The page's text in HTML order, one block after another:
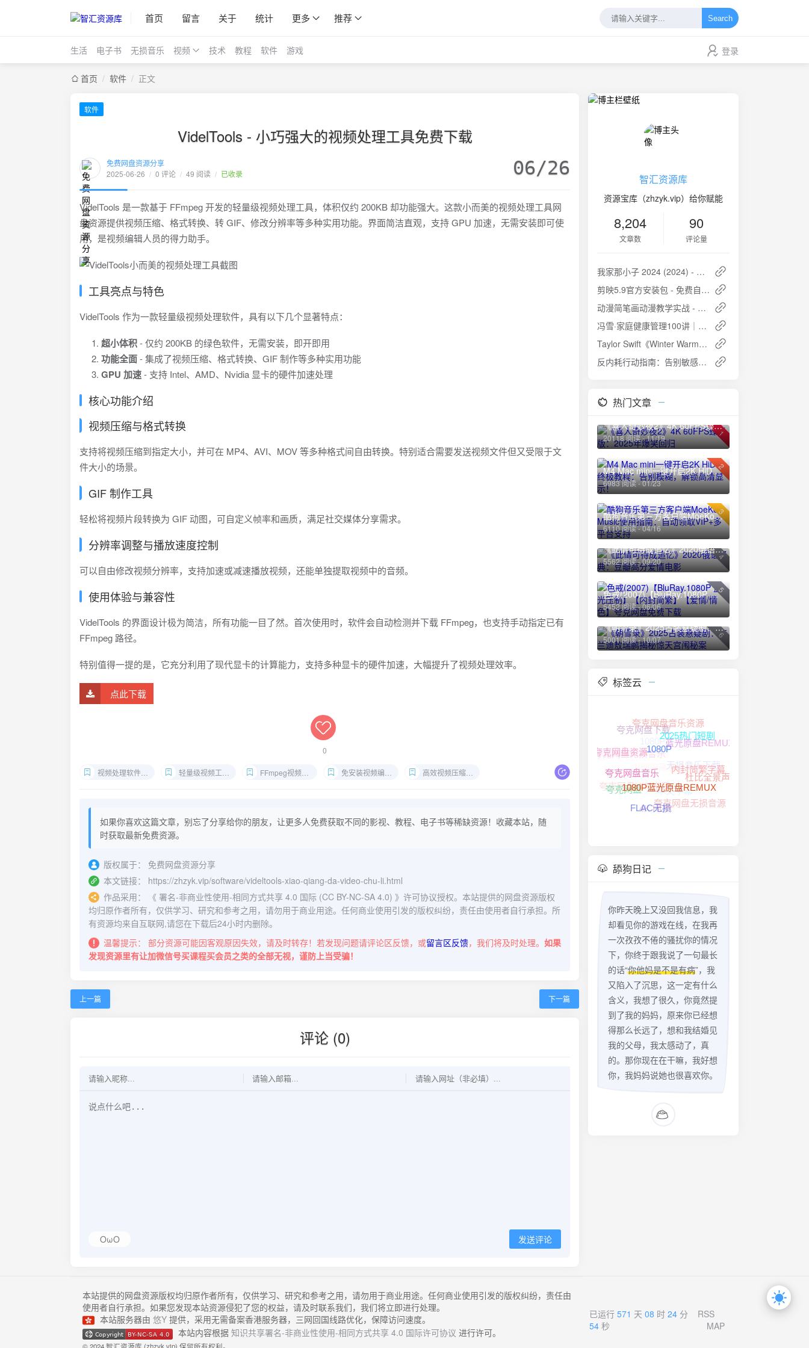
首页 留言 关于 统计 更多 推荐 Search
生活 电子书 无损音乐 视频 技术 教程 软件 游戏 登录
首页 / 软件 / 正文
软件
VidelTools - 小巧强大的视频处理工具免费下载
免费网盘资源分享
2025-06-26 / 0 评论 / 49 阅读 / 已收录 06/26
VidelTools 是一款基于 FFmpeg 开发的轻量级视频处理工具，体积仅约 200KB 却功能强大。这款小而美的视频处理工具网
盘资源提供视频压缩、格式转换、转 GIF、修改分辨率等多种实用功能。界面简洁直观，支持 GPU 加速，无需安装即可使
用，是视频编辑人员的得力助手。
工具亮点与特色
VidelTools 作为一款轻量级视频处理软件，具有以下几个显著特点：
超小体积- 仅约 200KB 的绿色软件，无需安装，即开即用
功能全面- 集成了视频压缩、格式转换、GIF 制作等多种实用功能
GPU 加速- 支持 Intel、AMD、Nvidia 显卡的硬件加速处理
核心功能介绍
视频压缩与格式转换
支持将视频压缩到指定大小，并可在 MP4、AVI、MOV 等多种格式间自由转换。特别适合需要发送视频文件但又受限于文
件大小的场景。
GIF 制作工具
轻松将视频片段转换为 GIF 动图，可自定义帧率和画质，满足社交媒体分享需求。
分辨率调整与播放速度控制
可以自由修改视频分辨率，支持加速或减速播放视频，还能单独提取视频中的音频。
使用体验与兼容性
VidelTools 的界面设计极为简洁，所有功能一目了然。首次使用时，软件会自动检测并下载 FFmpeg，也支持手动指定已有
FFmpeg 路径。
特别值得一提的是，它充分利用了现代显卡的计算能力，支持多种显卡的硬件加速，大幅提升了视频处理效率。
点此下载
0
视频处理软件免费下载 轻量级视频工具推荐 FFmpeg视频转换工具 免安装视频编辑器 高效视频压缩工具
如果你喜欢这篇文章，别忘了分享给你的朋友，让更多人免费获取不同的影视、教程、电子书等稀缺资源！收藏本站，随
时获取最新免费资源。
版权属于：
免费网盘资源分享
本文链接：
https://zhzyk.vip/software/videltools-xiao-qiang-da-video-chu-li.html
作品采用：
《 署名-非商业性使用-相同方式共享 4.0 国际 (CC BY-NC-SA 4.0) 》许可协议授权。本站提供的网盘资源版权
均归原作者所有，仅供学习、研究和参考之用，请勿用于商业用途。任何商业使用引发的版权纠纷，责任由使用者自行承担。所
有资源均来自互联网,请您在下载后24小时内删除。
温馨提示：
部分资源可能因客观原因失效，请及时转存！若发现问题请评论区反馈，或留言区反馈，我们将及时处理。 如果
发现资源里有让加微信号买课程买会员之类的全部无视，谨防上当受骗！
上一篇 下一篇
评论 (0)
OωO 发送评论
智汇资源库
资源宝库（zhzyk.vip）给你赋能
8,204
文章数
90
评论量
我家那小子 2024 (2024) - 新时代男性群像，做更好的自己
剪映5.9官方安装包 - 免费自动生成字幕，稳定高效
动漫简笔画动漫教学实战 - 从入门到精通的绘画指南
冯雪·家庭健康管理100讲｜全家受益的健康管理课程
Taylor Swift《Winter Warmers》ALAC无损歌单下载
反内耗行动指南：告别敏感与讨好型人格的终极视频教程
热门文章
1
《喜人奇妙夜2》4K 60FPS臻彩版：2025年爆笑回归
20118 阅读 - 11/19
2
M4 Mac mini一键开启2K HiDPI终极教程：告别模糊，解锁高清显示！
6983 阅读 - 01/23
3
酷狗音乐第三方客户端MoeKoe Music使用指南：自动领取VIP+多平台支持
6110 阅读 - 04/16
4
《此情可待成追忆》2020俄语经典：豆瓣高分爱情电影
5562 阅读 - 09/20
5
色戒(2007)【BluRay.1080P 蓝光压制】【内封简繁】【爱情/情色】夸克网盘免费下载
5452 阅读 - 06/06
6
《朝雪录》2025古装悬疑剧：李兰迪敖瑞鹏揭秘惊天宫闱秘案
5001 阅读 - 10/07
标签云
夸克网盘无损音乐
夸克网盘资源
夸克网盘下载
夸克网盘音乐资源
1080P高清资源
1080P高清
夸克网盘HIFI资源
夸克网盘
夸克网盘音乐
1080P
2025热门短剧
蓝光原盘REMUX
无损音乐下载
中文字幕
4K HDR
FLAC无损
1080P蓝光原盘REMUX
内封简繁字幕
杜比全景声
夸克网盘无损音源
舔狗日记
你昨天晚上又没回我信息，我
却看见你的游戏在线，在我再
一次孜孜不倦的骚扰你的情况
下，你终于跟我说了一句最长
的话“你他妈是不是有病”，我
又陷入了沉思，这一定有什么
含义，我想了很久，你竟然提
到了我的妈妈，原来你已经想
得那么长远了，想和我结婚见
我的父母，我太感动了，真
的。那你现在在干嘛，我好想
你，我妈妈说她也很喜欢你。
本站提供的网盘资源版权均归原作者所有，仅供学习、研究和参考之用，请勿用于商业用途。任何商业使用引发的版权纠纷，责任由
使用者自行承担。如果您发现本站资源侵犯了您的权益，请及时联系我们，我们将立即进行处理。
本站服务器由 悠Y 提供，采用无需备案香港服务器，三网回国线路优化，保障访问速度。
本站内容根据 知识共享署名-非商业性使用-相同方式共享 4.0 国际许可协议 进行许可。
© 2024 智汇资源库 (zhzyk.vip) 保留所有权利。
已运行571 天08 时24 分
54 秒
RSS
MAP